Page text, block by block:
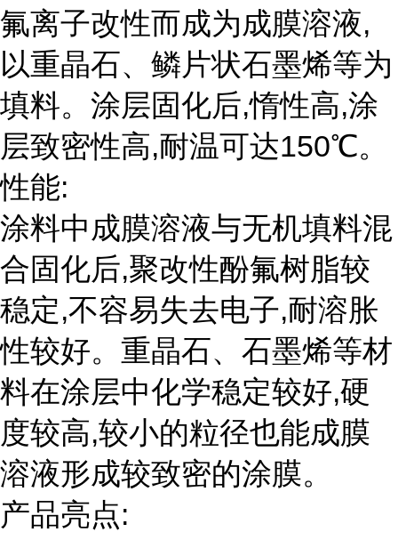
氟离子改性而成为成膜溶液,
以重晶石、鳞片状石墨烯等为
填料。涂层固化后,惰性高,涂
层致密性高,耐温可达150℃。
性能:
涂料中成膜溶液与无机填料混
合固化后,聚改性酚氟树脂较
稳定,不容易失去电子,耐溶胀
性较好。重晶石、石墨烯等材
料在涂层中化学稳定较好,硬
度较高,较小的粒径也能成膜
溶液形成较致密的涂膜。
产品亮点: